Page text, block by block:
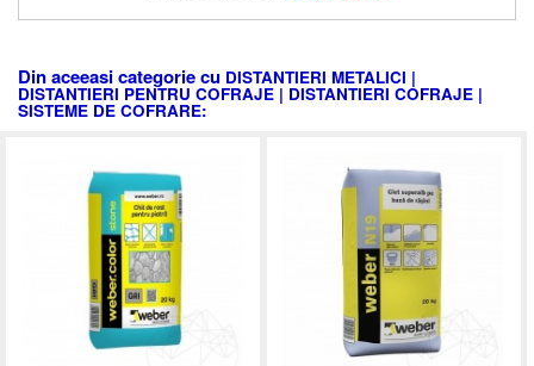
Din aceeasi categorie cu DISTANTIERI METALICI |
DISTANTIERI PENTRU COFRAJE | DISTANTIERI COFRAJE |
SISTEME DE COFRARE: